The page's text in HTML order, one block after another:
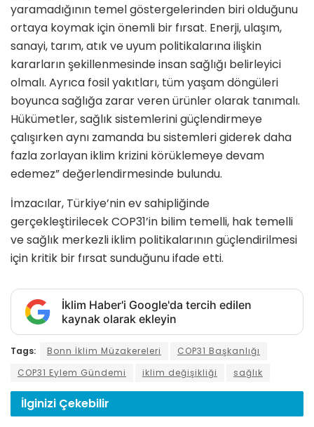
yaramadığının temel göstergelerinden biri olduğunu
ortaya koymak için önemli bir fırsat. Enerji, ulaşım,
sanayi, tarım, atık ve uyum politikalarına ilişkin
kararların şekillenmesinde insan sağlığı belirleyici
olmalı. Ayrıca fosil yakıtları, tüm yaşam döngüleri
boyunca sağlığa zarar veren ürünler olarak tanımalı.
Hükümetler, sağlık sistemlerini güçlendirmeye
çalışırken aynı zamanda bu sistemleri giderek daha
fazla zorlayan iklim krizini körüklemeye devam
edemez” değerlendirmesinde bulundu.
İmzacılar, Türkiye’nin ev sahipliğinde
gerçekleştirilecek COP31’in bilim temelli, hak temelli
ve sağlık merkezli iklim politikalarının güçlendirilmesi
için kritik bir fırsat sunduğunu ifade etti.
İklim Haber'i Google'da tercih edilen
kaynak olarak ekleyin
Tags: Bonn İklim Müzakereleri
COP31 Başkanlığı
COP31 Eylem Gündemi
iklim değişikliği sağlık
İlginizi Çekebilir